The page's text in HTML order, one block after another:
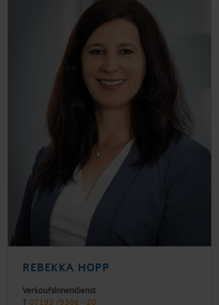
REBEKKA HOPP
Verkaufsinnendienst
T 07193 /9306 -20